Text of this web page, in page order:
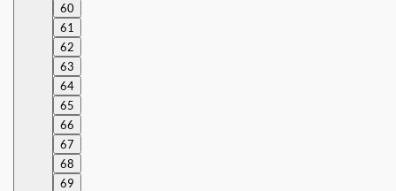
60
61
62
63
64
65
66
67
68
69